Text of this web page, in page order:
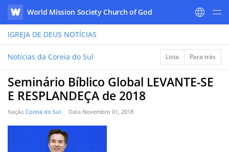
WATV
World Mission Society Church of God
IGREJA DE DEUS NOTÍCIAS
Notícias da Coreia do Sul Lista Para trás
Seminário Bíblico Global LEVANTE-SE
E RESPLANDEÇA de 2018
Nação Coreia do Sul Data Novembro 01, 2018